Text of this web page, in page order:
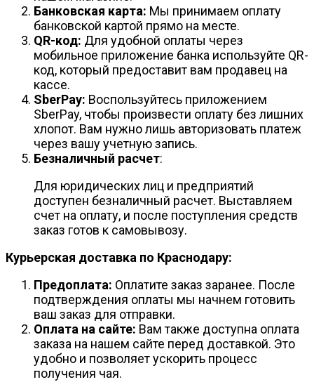
Банковская карта: Мы принимаем оплату
банковской картой прямо на месте.
QR-код: Для удобной оплаты через
мобильное приложение банка используйте QR-
код, который предоставит вам продавец на
кассе.
SberPay: Воспользуйтесь приложением
SberPay, чтобы произвести оплату без лишних
хлопот. Вам нужно лишь авторизовать платеж
через вашу учетную запись.
Безналичный расчет:
Для юридических лиц и предприятий
доступен безналичный расчет. Выставляем
счет на оплату, и после поступления средств
заказ готов к самовывозу.
Курьерская доставка по Краснодару:
Предоплата: Оплатите заказ заранее. После
подтверждения оплаты мы начнем готовить
ваш заказ для отправки.
Оплата на сайте: Вам также доступна оплата
заказа на нашем сайте перед доставкой. Это
удобно и позволяет ускорить процесс
получения чая.